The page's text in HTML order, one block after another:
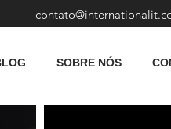
SOBRE NÓS